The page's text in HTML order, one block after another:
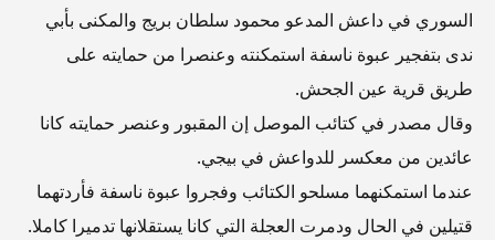
السوري في داعش المدعو محمود سلطان بريج والمكنى بأبي
ندى بتفجير عبوة ناسفة استمكنته وعنصرا من حمايته على
طريق قرية عين الجحش.
وقال مصدر في كتائب الموصل إن المقبور وعنصر حمايته كانا
عائدين من معكسر للدواعش في بيجي.
عندما استمكنهما مسلحو الكتائب وفجروا عبوة ناسفة فأردتهما
قتيلين في الحال ودمرت العجلة التي كانا يستقلانها تدميرا كاملا.